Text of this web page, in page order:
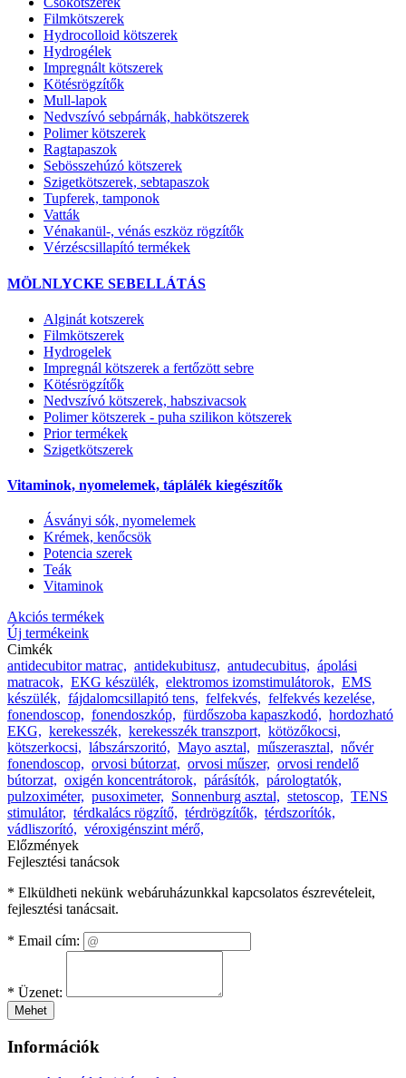
Filmkötszerek
Hydrocolloid kötszerek
Hydrogélek
Impregnált kötszerek
Kötésrögzítők
Mull-lapok
Nedvszívó sebpárnák, habkötszerek
Polimer kötszerek
Ragtapaszok
Sebösszehúzó kötszerek
Szigetkötszerek, sebtapaszok
Tupferek, tamponok
Vatták
Vénakanül-, vénás eszköz rögzítők
Vérzéscsillapító termékek
MÖLNLYCKE SEBELLÁTÁS
Alginát kotszerek
Filmkötszerek
Hydrogelek
Impregnál kötszerek a fertőzött sebre
Kötésrögzítők
Nedvszívó kötszerek, habszivacsok
Polimer kötszerek - puha szilikon kötszerek
Prior termékek
Szigetkötszerek
Vitaminok, nyomelemek, táplálék kiegészítők
Ásványi sók, nyomelemek
Krémek, kenőcsök
Potencia szerek
Teák
Vitaminok
Akciós termékek
Új termékeink
Cimkék
antidecubitor matrac, antidekubitusz, antudecubitus, ápolási
matracok, EKG készülék, elektromos izomstimulátorok, EMS
készülék, fájdalomcsillapitó tens, felfekvés, felfekvés kezelése,
fonendoscop, fonendoszkóp, fürdőszoba kapaszkodó, hordozható
EKG, kerekesszék, kerekesszék transzport, kötözőkocsi,
kötszerkocsi, lábszárszoritó, Mayo asztal, műszerasztal, nővér
fonendoscop, orvosi bútorzat, orvosi műszer, orvosi rendelő
bútorzat, oxigén koncentrátorok, párásítók, párologtatók,
pulzoximéter, pusoximeter, Sonnenburg asztal, stetoscop, TENS
stimulátor, térdkalács rögzítő, térdrögzítők, térdszorítók,
vádliszorító, véroxigénszint mérő,
Előzmények
Fejlesztési tanácsok
* Elküldheti nekünk webáruházunkkal kapcsolatos észrevételeit,
fejlesztési tanácsait.
* Email cím:
* Üzenet:
Mehet
Információk